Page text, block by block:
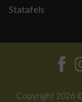
Statafels
Copyright 2026